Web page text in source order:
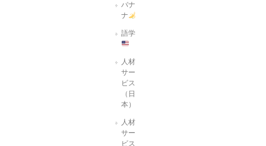
バナ
ナ
語学
人材
サー
ビス
（日
本）
人材
サー
ビス